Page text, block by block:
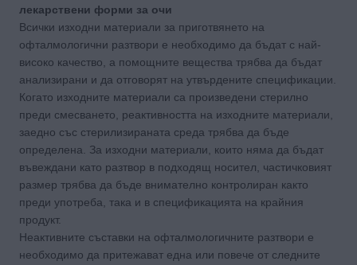
лекарствени форми за очи
Всички изходни материали за приготвянето на
офталмологични разтвори е необходимо да бъдат с най-
високо качество, а помощните вещества трябва да бъдат
анализирани и да отговорят на утвърдените спецификации.
Когато изходните материали са произведени стерилно
преди смесването, реактивността на изходните материали,
заедно със стерилизираната среда трябва да бъде
определена. За изходни материали, които няма да бъдат
въвеждани като разтвор в подходящ носител, частичковият
размер трябва да бъде внимателно контролиран както
преди употреба, така и в спецификацията на крайния
продукт.
Неактивните съставки на офталмологичните разтвори е
необходимо да притежават една или повече от следните